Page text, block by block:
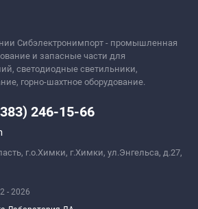
Сибэлектронимпорт - промышленная
и запасные части для
светодиодные светильники,
горно-шахтное оборудование.
246-15-66
г.о.Химки, г.Химки, ул.Энгельса, д.27,
- 2026